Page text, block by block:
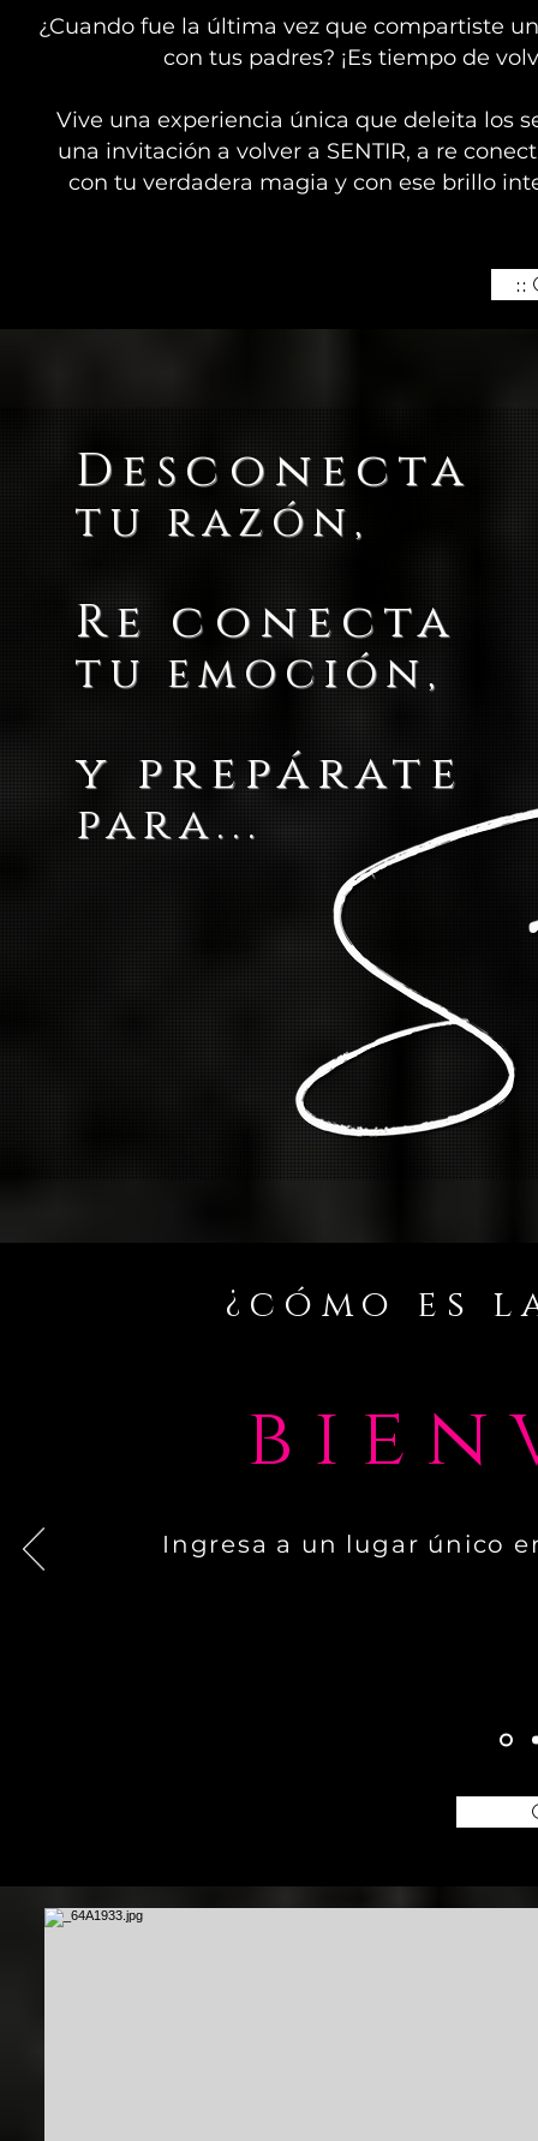
¿Cuando fue la última vez que compartiste
con tus padres? ¡Es tiempo de
Vive una experiencia única que deleita los
una invitación a volver a SENTIR, a re
con tu verdadera magia y con ese brillo
::
Desconecta
tu razón,
Re conecta
tu emoción,
y prepárate
para...
¿cómo es
Ingresa a un lugar único